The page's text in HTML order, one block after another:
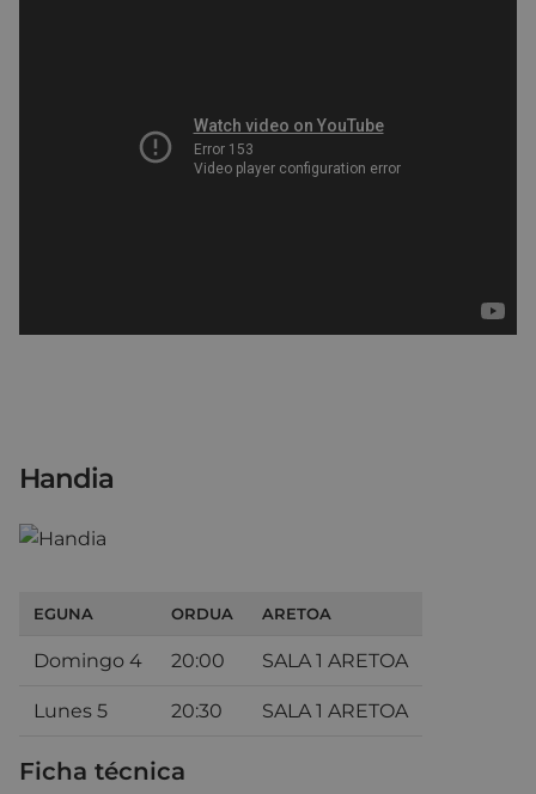
Handia
EGUNA ORDUA ARETOA
Domingo 4 20:00 SALA 1 ARETOA
Lunes 5 20:30 SALA 1 ARETOA
Ficha técnica